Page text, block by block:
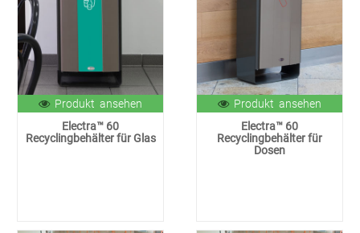
Produkt ansehen
Electra™ 60
Recyclingbehälter für Glas
Produkt ansehen
Electra™ 60
Recyclingbehälter für
Dosen